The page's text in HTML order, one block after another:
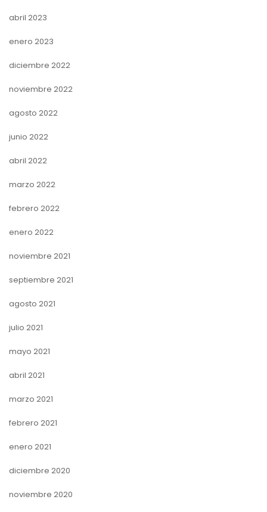
abril 2023
enero 2023
diciembre 2022
noviembre 2022
agosto 2022
junio 2022
abril 2022
marzo 2022
febrero 2022
enero 2022
noviembre 2021
septiembre 2021
agosto 2021
julio 2021
mayo 2021
abril 2021
marzo 2021
febrero 2021
enero 2021
diciembre 2020
noviembre 2020